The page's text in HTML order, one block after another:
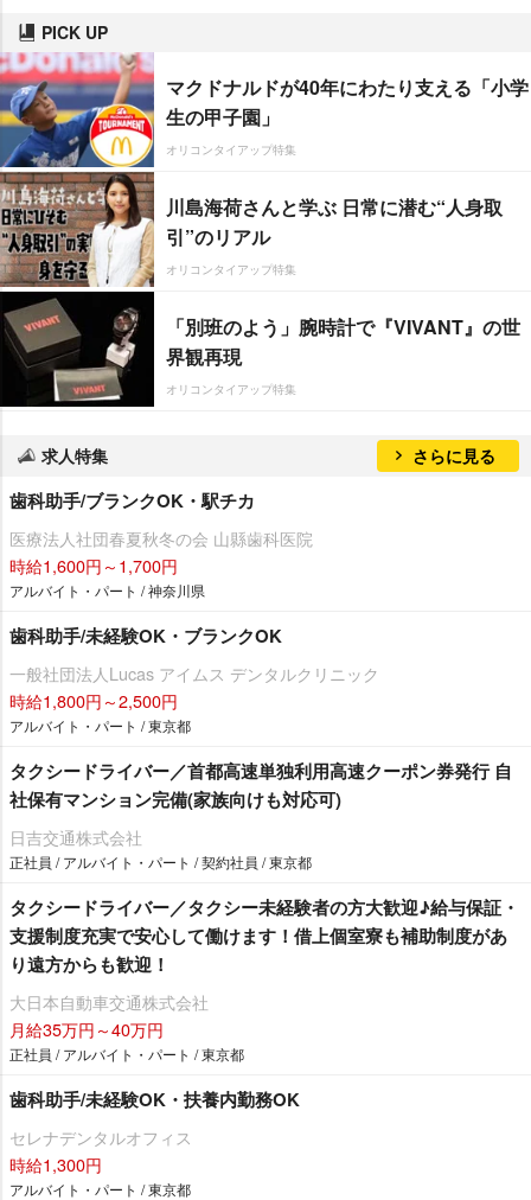
PICK UP
マクドナルドが40年にわたり支える「小学
生の甲子園」
オリコンタイアップ特集
川島海荷さんと学ぶ 日常に潜む“人身取
引”のリアル
オリコンタイアップ特集
「別班のよう」腕時計で『VIVANT』の世
界観再現
オリコンタイアップ特集
求人特集 さらに見る
歯科助手/ブランクOK・駅チカ
医療法人社団春夏秋冬の会 山縣歯科医院
時給1,600円～1,700円
アルバイト・パート / 神奈川県
歯科助手/未経験OK・ブランクOK
一般社団法人Lucas アイムス デンタルクリニック
時給1,800円～2,500円
アルバイト・パート / 東京都
タクシードライバー／首都高速単独利用高速クーポン券発行 自
社保有マンション完備(家族向けも対応可)
日吉交通株式会社
正社員 / アルバイト・パート / 契約社員 / 東京都
タクシードライバー／タクシー未経験者の方大歓迎♪給与保証・
支援制度充実で安心して働けます！借上個室寮も補助制度があ
り遠方からも歓迎！
大日本自動車交通株式会社
月給35万円～40万円
正社員 / アルバイト・パート / 東京都
歯科助手/未経験OK・扶養内勤務OK
セレナデンタルオフィス
時給1,300円
アルバイト・パート / 東京都